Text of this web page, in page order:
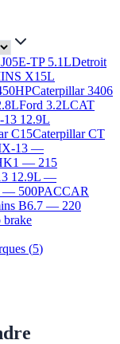
J05E-TP 5.1LDetroit
X15L
Caterpillar 3406
Ford 3.2LCAT
12.9L
C15Caterpillar CT
13 —
— 215
12.9L —
— 500PACCAR
B6.7 — 220
(5)